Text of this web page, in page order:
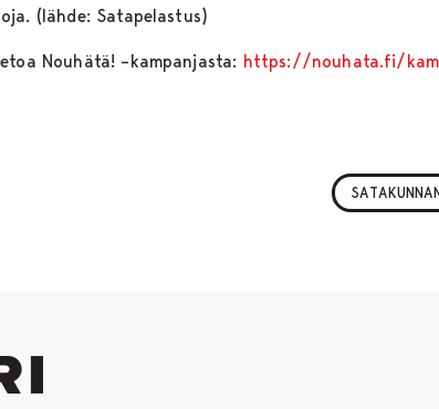
(lähde: Satapelastus)
Nouhätä! –kampanjasta: https://nouhata.fi/